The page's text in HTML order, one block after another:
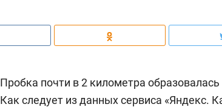
Пробка почти в 2 километра
Как следует из данных сервиса «Яндекс.